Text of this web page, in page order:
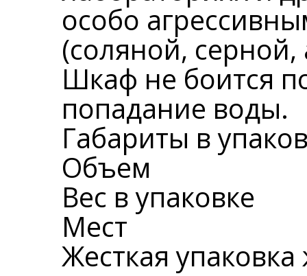
особо
(соляной,
Шкаф не боится
попадание воды.
Габариты в
Объем
Вес в упаковке
Мест
Жесткая